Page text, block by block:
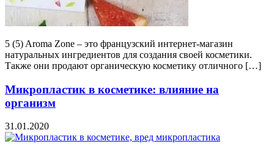
5 (5) Aroma Zone – это французский интернет-магазин
натуральных ингредиентов для создания своей косметики.
Также они продают органическую косметику отличного […]
Микропластик в косметике: влияние на
организм
31.01.2020